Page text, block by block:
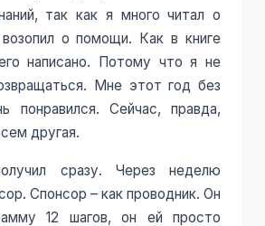
так как я много читал о
о помощи. Как в книге
написано. Потому что я не
Мне этот год без
понравился. Сейчас, правда,
другая.
сразу. Через неделю
Спонсор – как проводник. Он
12 шагов, он ей просто